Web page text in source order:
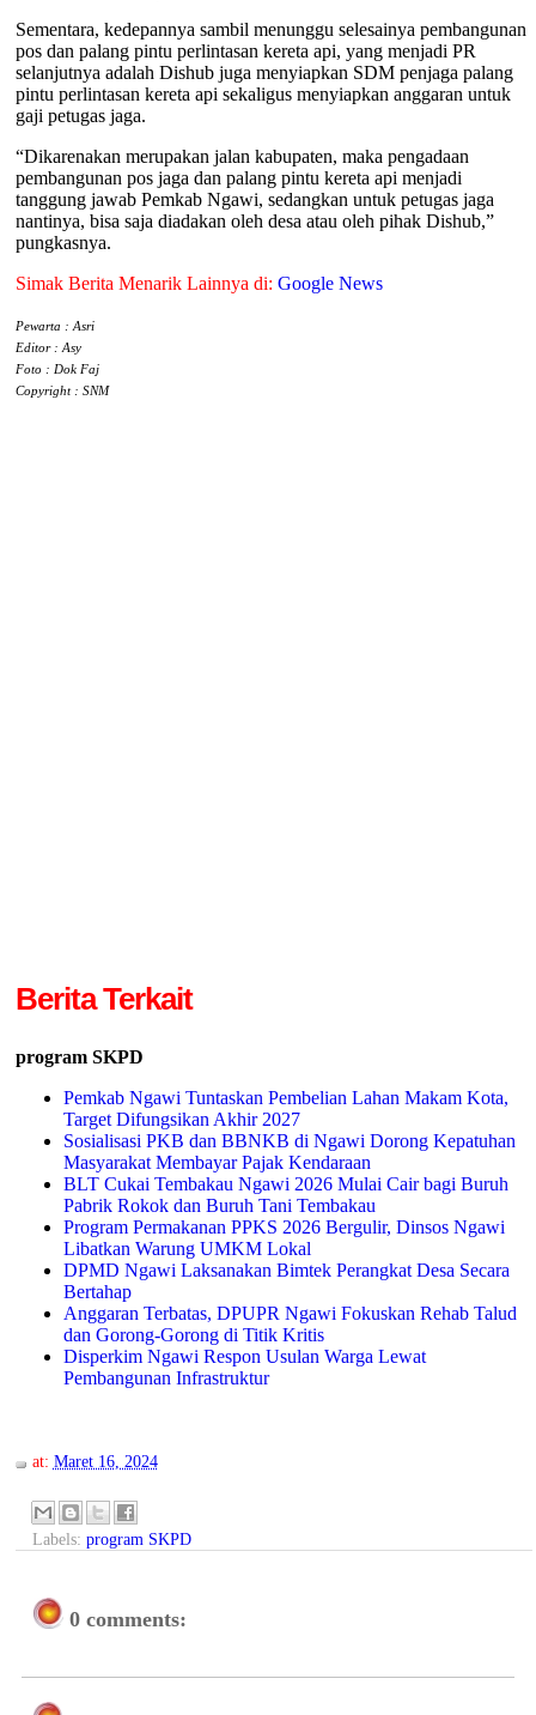
Sementara, kedepannya sambil menunggu selesainya pembangunan
pos dan palang pintu perlintasan kereta api, yang menjadi PR
selanjutnya adalah Dishub juga menyiapkan SDM penjaga palang
pintu perlintasan kereta api sekaligus menyiapkan anggaran untuk
gaji petugas jaga.
“Dikarenakan merupakan jalan kabupaten, maka pengadaan
pembangunan pos jaga dan palang pintu kereta api menjadi
tanggung jawab Pemkab Ngawi, sedangkan untuk petugas jaga
nantinya, bisa saja diadakan oleh desa atau oleh pihak Dishub,”
pungkasnya.
Simak Berita Menarik Lainnya di: Google News
Pewarta : Asri
Editor : Asy
Foto : Dok Faj
Copyright : SNM
Berita Terkait
program SKPD
Pemkab Ngawi Tuntaskan Pembelian Lahan Makam Kota,
Target Difungsikan Akhir 2027
Sosialisasi PKB dan BBNKB di Ngawi Dorong Kepatuhan
Masyarakat Membayar Pajak Kendaraan
BLT Cukai Tembakau Ngawi 2026 Mulai Cair bagi Buruh
Pabrik Rokok dan Buruh Tani Tembakau
Program Permakanan PPKS 2026 Bergulir, Dinsos Ngawi
Libatkan Warung UMKM Lokal
DPMD Ngawi Laksanakan Bimtek Perangkat Desa Secara
Bertahap
Anggaran Terbatas, DPUPR Ngawi Fokuskan Rehab Talud
dan Gorong-Gorong di Titik Kritis
Disperkim Ngawi Respon Usulan Warga Lewat
Pembangunan Infrastruktur
at: Maret 16, 2024
Labels: program SKPD
0 comments: